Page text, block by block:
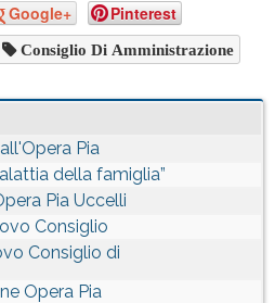
Google+ Pinterest
Consiglio Di Amministrazione
Pia
della famiglia”
Pia Uccelli
Consiglio
Consiglio di
Opera Pia